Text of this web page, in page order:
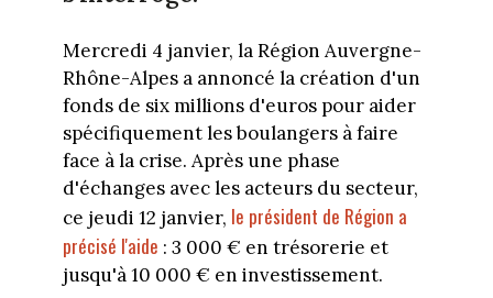
Mercredi 4 janvier, la Région Auvergne-
Rhône-Alpes a annoncé la création d'un
fonds de six millions d'euros pour aider
spécifiquement les boulangers à faire
face à la crise. Après une phase
d'échanges avec les acteurs du secteur,
ce jeudi 12 janvier, le président de Région a
précisé l'aide : 3 000 € en trésorerie et
jusqu'à 10 000 € en investissement.